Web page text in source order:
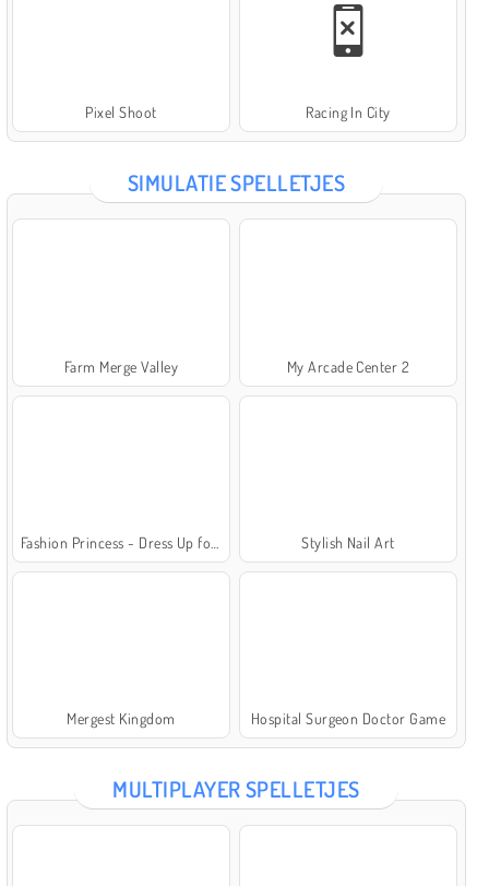
Pixel Shoot Racing In City
SIMULATIE SPELLETJES
Farm Merge Valley My Arcade Center 2
Stylish Nail Art
Mergest Kingdom Hospital Surgeon Doctor Game
MULTIPLAYER SPELLETJES